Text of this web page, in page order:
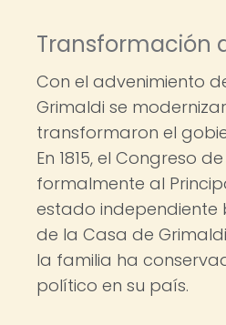
Transformación
Con el advenimiento
Grimaldi se
transformaron el
En 1815, el Congreso
formalmente al
estado independiente
de la Casa de
la familia ha
político en su país.